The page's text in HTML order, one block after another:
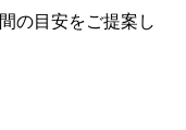
の目安をご提案し